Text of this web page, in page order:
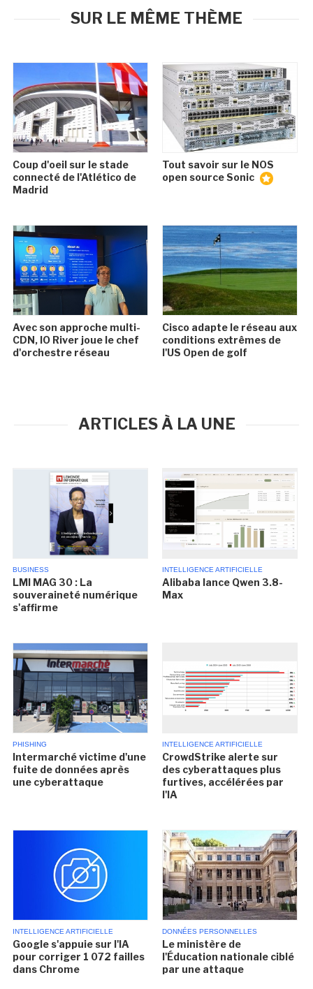
SUR LE MÊME THÈME
Coup d'oeil sur le stade
connecté de l'Atlético de
Madrid
Tout savoir sur le NOS
open source Sonic
Avec son approche multi-
CDN, IO River joue le chef
d'orchestre réseau
Cisco adapte le réseau aux
conditions extrêmes de
l'US Open de golf
ARTICLES À LA UNE
BUSINESS
LMI MAG 30 : La
souveraineté numérique
s'affirme
INTELLIGENCE ARTIFICIELLE
Alibaba lance Qwen 3.8-
Max
PHISHING
Intermarché victime d'une
fuite de données après
une cyberattaque
INTELLIGENCE ARTIFICIELLE
CrowdStrike alerte sur
des cyberattaques plus
furtives, accélérées par
l'IA
INTELLIGENCE ARTIFICIELLE
Google s'appuie sur l'IA
pour corriger 1 072 failles
dans Chrome
DONNÉES PERSONNELLES
Le ministère de
l'Éducation nationale ciblé
par une attaque